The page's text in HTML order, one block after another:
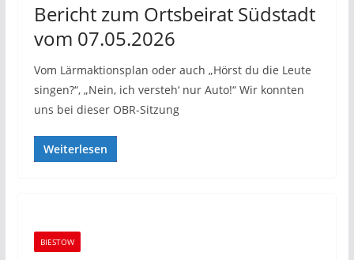
Bericht zum Ortsbeirat Südstadt
vom 07.05.2026
Vom Lärmaktionsplan oder auch „Hörst du die Leute
singen?“, „Nein, ich versteh‘ nur Auto!“ Wir konnten
uns bei dieser OBR-Sitzung
Weiterlesen
BIESTOW